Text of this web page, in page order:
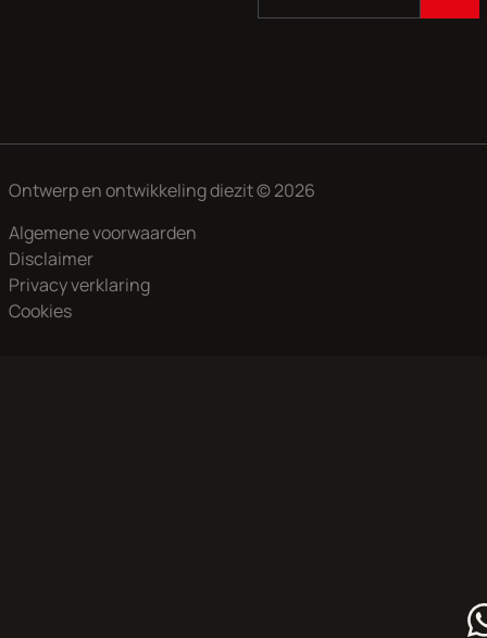
Ontwerp en ontwikkelingdiezit© 2026
Algemene voorwaarden
Disclaimer
Privacy verklaring
Cookies